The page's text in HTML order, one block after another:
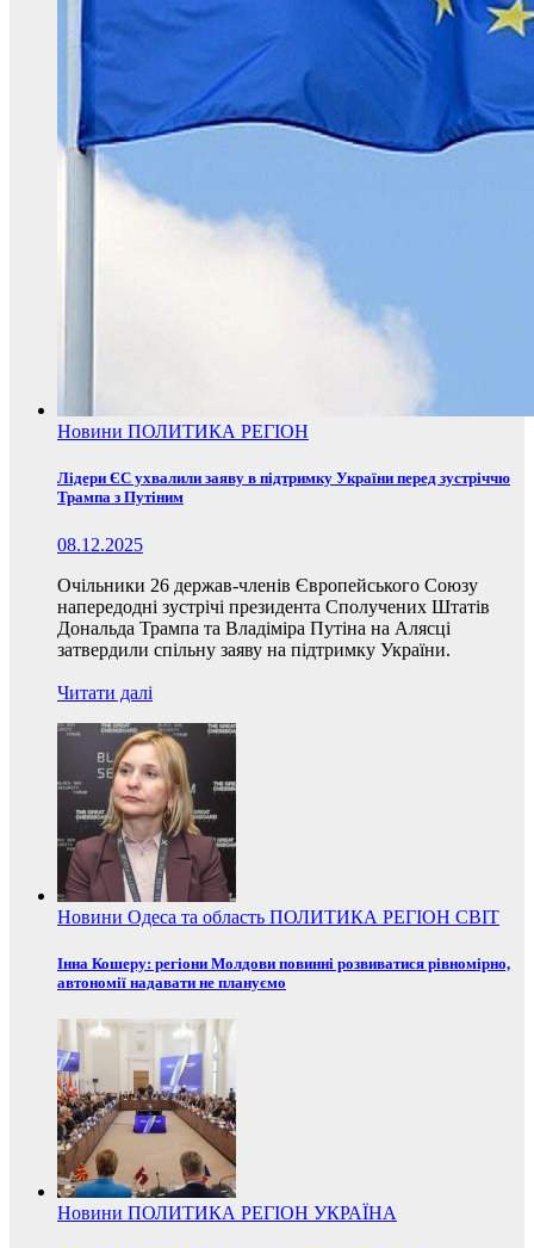
Новини ПОЛИТИКА РЕГІОН
Лідери ЄС ухвалили заяву в підтримку України перед зустріччю
Трампа з Путіним
08.12.2025
Очільники 26 держав-членів Європейського Союзу
напередодні зустрічі президента Сполучених Штатів
Дональда Трампа та Владіміра Путіна на Алясці
затвердили спільну заяву на підтримку України.
Читати далі
Новини Одеса та область ПОЛИТИКА РЕГІОН СВІТ
Інна Кошеру: регіони Молдови повинні розвиватися рівномірно,
автономії надавати не плануємо
Новини ПОЛИТИКА РЕГІОН УКРАЇНА